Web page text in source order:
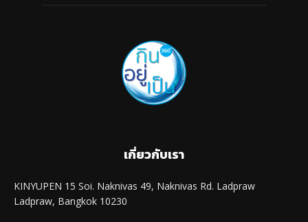
เกี่ยวกับเรา
KINYUPEN 15 Soi. Naknivas 49, Naknivas Rd. Ladpraw
Ladpraw, Bangkok 10230